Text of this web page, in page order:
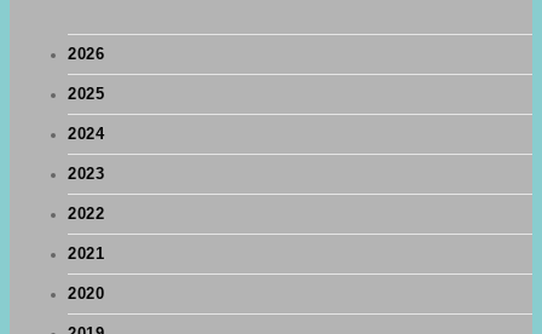
2026
2025
2024
2023
2022
2021
2020